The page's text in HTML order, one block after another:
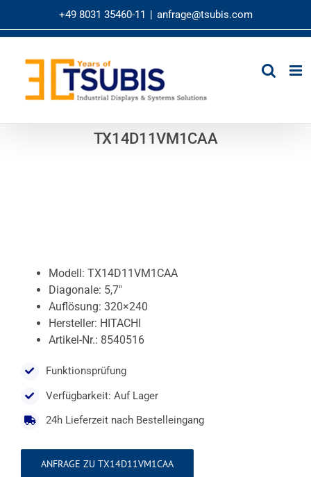
springen
+49 8031 35460-11 | anfrage@tsubis.com
TX14D11VM1CAA
Modell: TX14D11VM1CAA
Diagonale: 5,7″
Auflösung: 320×240
Hersteller: HITACHI
Artikel-Nr.: 8540516
Funktionsprüfung
Verfügbarkeit: Auf Lager
24h Lieferzeit nach Bestelleingang
ANFRAGE ZU TX14D11VM1CAA